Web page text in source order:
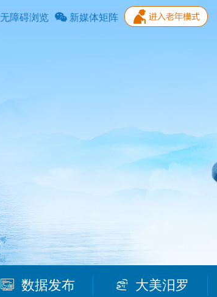
无障碍浏览 新媒体矩阵
数据发布 大美汨罗